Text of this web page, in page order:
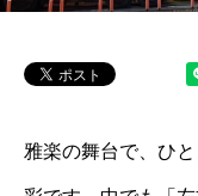
雅楽の舞台で、ひ